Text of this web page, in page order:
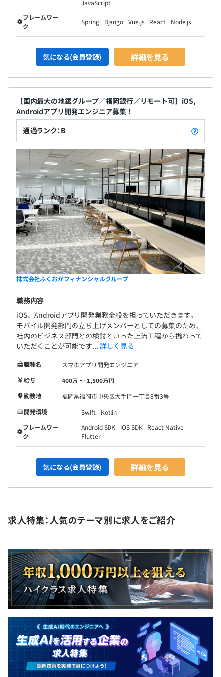
JavaScript
フレームワー
ク
Spring Django Vue.js React Node.js
気になる(会員登録) 詳細を見る
【国内最大の地銀グループ／福岡銀行／リモート可】iOS,
Androidアプリ開発エンジニア募集！
通過ランク：B
株式会社ふくおかフィナンシャルグループ
職務内容
iOS、Androidアプリ開発業務全般を担っていただきます。
モバイル開発部門の立ち上げメンバーとしての募集のため、
社内のビジネス部門との検討といった上流工程から携わって
いただくことが可能です... 詳しく見る
職種名
スマホアプリ開発エンジニア
給与
400万 〜 1,500万円
勤務地
福岡県福岡市中央区大手門一丁目8番3号
開発環境
Swift
Kotlin
フレームワー
ク
Android SDK iOS SDK
React Native
Flutter
気になる(会員登録) 詳細を見る
求人特集：人気のテーマ別に求人をご紹介